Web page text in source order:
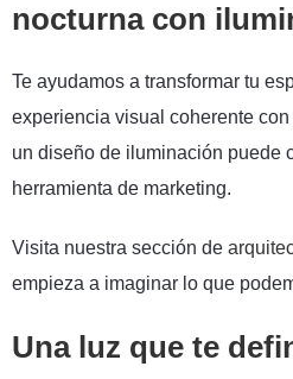
nocturna con
Te ayudamos a transformar tu
experiencia visual coherente
un diseño de iluminación puede
herramienta de marketing.
Visita nuestra sección de
empieza a imaginar lo que
Una luz que te